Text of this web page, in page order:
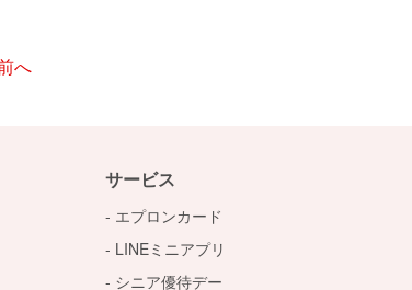
へ
サービス
エプロンカード
LINEミニアプリ
シニア優待デー